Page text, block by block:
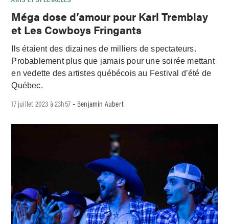
Méga dose d’amour pour Karl Tremblay
et Les Cowboys Fringants
Ils étaient des dizaines de milliers de spectateurs.
Probablement plus que jamais pour une soirée mettant
en vedette des artistes québécois au Festival d’été de
Québec.
17 juillet 2023 à 23h57 - Benjamin Aubert